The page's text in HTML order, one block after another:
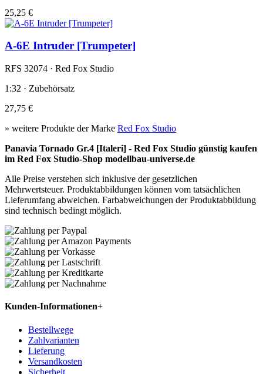
25,25 €
A-6E Intruder [Trumpeter]
RFS 32074 · Red Fox Studio
1:32 · Zubehörsatz
27,75 €
» weitere Produkte der Marke Red Fox Studio
Panavia Tornado Gr.4 [Italeri] - Red Fox Studio günstig kaufen
im Red Fox Studio-Shop modellbau-universe.de
Alle Preise verstehen sich inklusive der gesetzlichen
Mehrwertsteuer. Produktabbildungen können vom tatsächlichen
Lieferumfang abweichen. Farbabweichungen der Produktabbildung
sind technisch bedingt möglich.
Kunden-Informationen+
Bestellwege
Zahlvarianten
Lieferung
Versandkosten
Sicherheit